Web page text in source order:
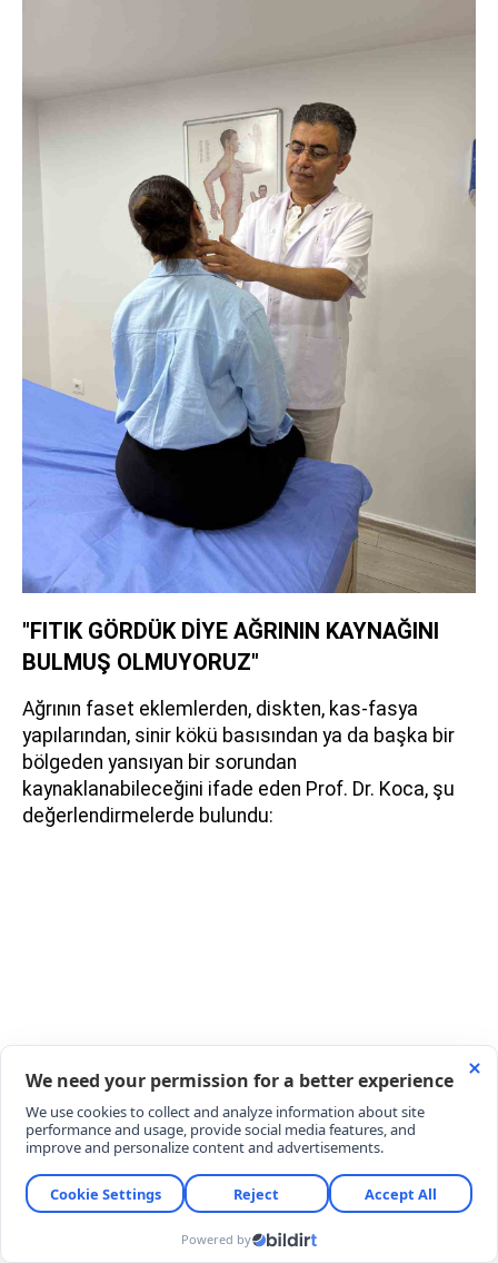
"FITIK GÖRDÜK DİYE AĞRININ KAYNAĞINI
BULMUŞ OLMUYORUZ"
Ağrının faset eklemlerden, diskten, kas-fasya
yapılarından, sinir kökü basısından ya da başka bir
bölgeden yansıyan bir sorundan
kaynaklanabileceğini ifade eden Prof. Dr. Koca, şu
değerlendirmelerde bulundu:
"MR önemli bir yardımcı tetkiktir ancak hastanın